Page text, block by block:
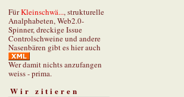
FürKleinschwä..., strukturelle
Analphabeten, Web2.0-
Spinner, dreckige Issue
Controlschweine und andere
Nasenbären gibt es hier auch
Wer damit nichts anzufangen
weiss - prima.
Wir zitieren